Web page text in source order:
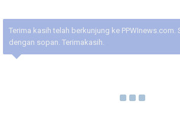
Terima kasih telah berkunjung ke PPWInews.com.
dengan sopan. Terimakasih.